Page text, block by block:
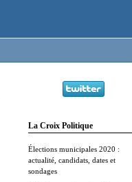
La Croix Politique
Élections municipales 2020 :
actualité, candidats, dates et
sondages